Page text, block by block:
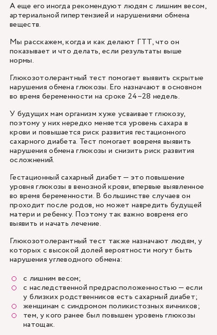
А еще его иногда рекомендуют людям с лишним весом,
артериальной гипертензией и нарушениями обмена
веществ.
Мы расскажем, когда и как делают ГТТ, что он
показывает и что делать, если результаты выше
нормы.
Глюкозотолерантный тест помогает выявить скрытые
нарушения обмена глюкозы. Его назначают в основном
во время беременности на сроке 24–28 недель.
У будущих мам организм хуже усваивает глюкозу,
поэтому у них нередко меняется уровень сахара в
крови и повышается риск развития гестационного
сахарного диабета. Тест помогает вовремя выявить
нарушения обмена глюкозы и снизить риск развития
осложнений.
Гестационный сахарный диабет — это повышение
уровня глюкозы в венозной крови, впервые выявленное
во время беременности. В большинстве случаев он
проходит после родов, но может навредить будущей
матери и ребенку. Поэтому так важно вовремя его
выявить и начать лечение.
Глюкозотолерантный тест также назначают людям, у
которых с высокой долей вероятности могут быть
нарушения углеводного обмена:
с лишним весом;
с наследственной предрасположенностью — если
у близких родственников есть сахарный диабет;
женщинам с синдромом поликистозных яичников;
тем, у кого ранее был повышен уровень глюкозы
натощак.